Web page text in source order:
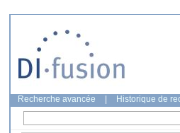
Recherche avancée Historique de